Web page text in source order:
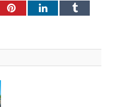
PinterestLinkedInTumblr